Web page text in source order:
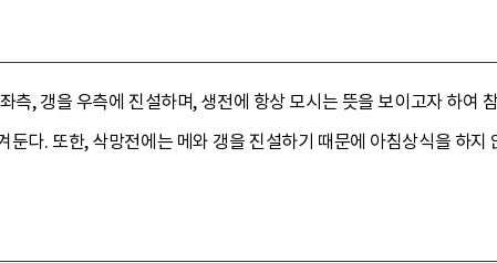
측, 갱을 우측에 진설하며, 생전에 항상 모시는 뜻을 보이고자 하여
다. 또한, 삭망전에는 메와 갱을 진설하기 때문에 아침상식을 하지